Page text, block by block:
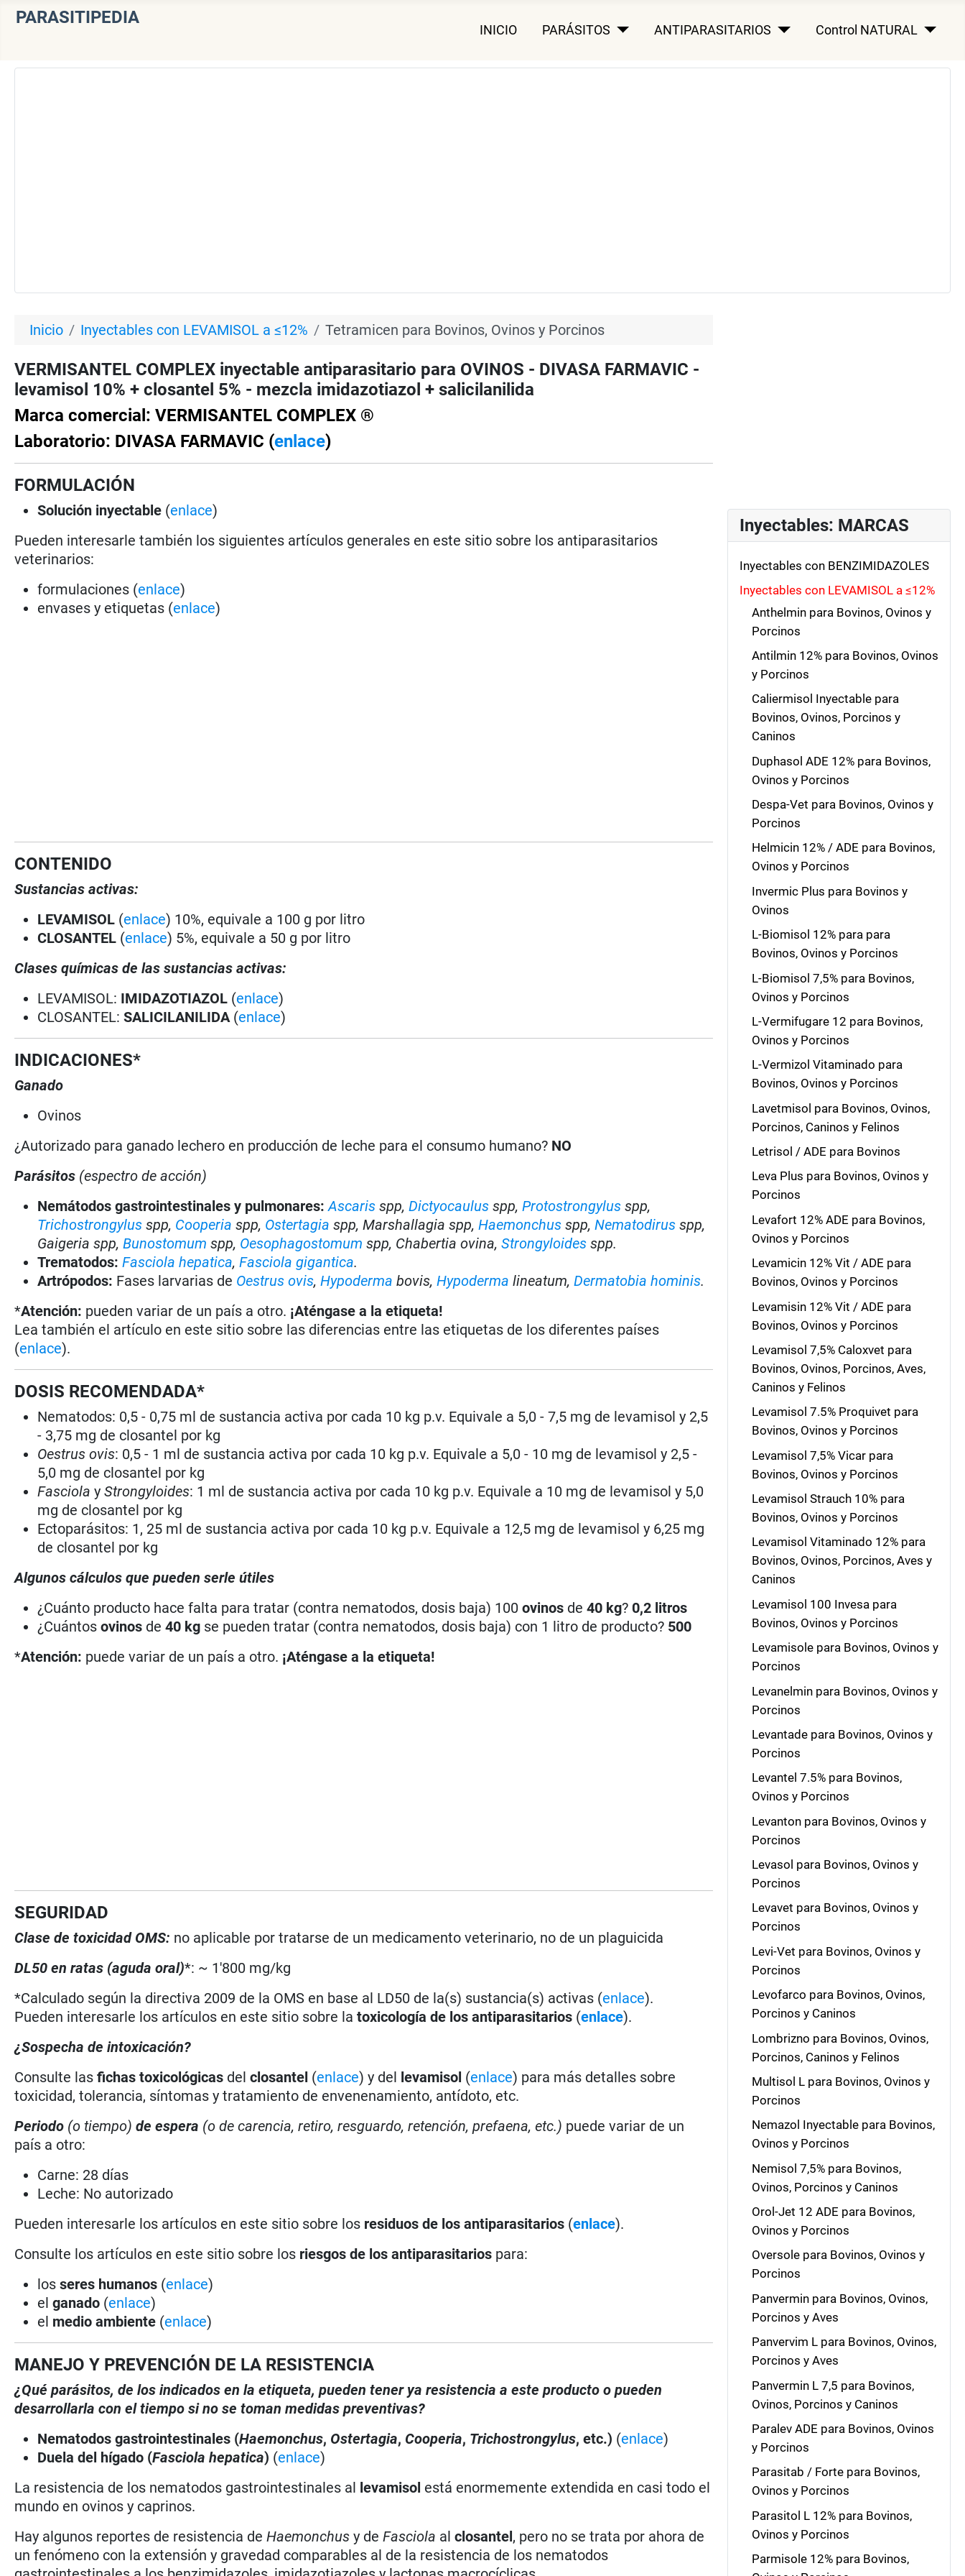
PARASITIPEDIA
INICIO PARÁSITOS ANTIPARASITARIOS Control NATURAL
Inicio Inyectables con LEVAMISOL a ≤12% Tetramicen para Bovinos, Ovinos y Porcinos
VERMISANTEL COMPLEX inyectable antiparasitario para OVINOS - DIVASA FARMAVIC -
levamisol 10% + closantel 5% - mezcla imidazotiazol + salicilanilida
Marca comercial: VERMISANTEL COMPLEX ®
Laboratorio: DIVASA FARMAVIC (enlace)
FORMULACIÓN
Solución inyectable (enlace)
Pueden interesarle también los siguientes artículos generales en este sitio sobre los antiparasitarios
veterinarios:
formulaciones (enlace)
envases y etiquetas (enlace)
CONTENIDO
Sustancias activas:
LEVAMISOL (enlace) 10%, equivale a 100 g por litro
CLOSANTEL (enlace) 5%, equivale a 50 g por litro
Clases químicas de las sustancias activas:
LEVAMISOL: IMIDAZOTIAZOL (enlace)
CLOSANTEL: SALICILANILIDA (enlace)
INDICACIONES*
Ganado
Ovinos
¿Autorizado para ganado lechero en producción de leche para el consumo humano? NO
Parásitos (espectro de acción)
Nemátodos gastrointestinales y pulmonares: Ascaris spp,Dictyocaulus spp,Protostrongylus spp,
Trichostrongylus spp, Cooperia spp, Ostertagia spp, Marshallagia spp,Haemonchus spp,Nematodirus spp,
Gaigeria spp,Bunostomum spp, Oesophagostomum spp, Chabertia ovina,Strongyloides spp.
Trematodos: Fasciola hepatica,Fasciola gigantica.
Artrópodos: Fases larvarias de Oestrus ovis,Hypoderma bovis,Hypoderma lineatum,Dermatobia hominis.
*Atención: pueden variar de un país a otro. ¡Aténgase a la etiqueta!
Lea también el artículo en este sitio sobre las diferencias entre las etiquetas de los diferentes países
(enlace).
DOSIS RECOMENDADA*
Nematodos: 0,5 - 0,75 ml de sustancia activa por cada 10 kg p.v. Equivale a 5,0 - 7,5 mg de levamisol y 2,5
- 3,75 mg de closantel por kg
Oestrus ovis: 0,5 - 1 ml de sustancia activa por cada 10 kg p.v. Equivale a 5,0 - 10 mg de levamisol y 2,5 -
5,0 mg de closantel por kg
Fasciola yStrongyloides: 1 ml de sustancia activa por cada 10 kg p.v. Equivale a 10 mg de levamisol y 5,0
mg de closantel por kg
Ectoparásitos: 1, 25 ml de sustancia activa por cada 10 kg p.v. Equivale a 12,5 mg de levamisol y 6,25 mg
de closantel por kg
Algunos cálculos que pueden serle útiles
¿Cuánto producto hace falta para tratar (contra nematodos, dosis baja) 100ovinos de40 kg? 0,2 litros
¿Cuántosovinos de40 kg se pueden tratar (contra nematodos, dosis baja) con 1 litro de producto? 500
*Atención: puede variar de un país a otro. ¡Aténgase a la etiqueta!
SEGURIDAD
Clase de toxicidad OMS: no aplicable por tratarse de un medicamento veterinario, no de un plaguicida
DL50 en ratas (aguda oral)*: ~ 1'800 mg/kg
*Calculado según la directiva 2009 de la OMS en base al LD50 de la(s) sustancia(s) activas (enlace).
Pueden interesarle los artículos en este sitio sobre la toxicología de los antiparasitarios (enlace).
¿Sospecha de intoxicación?
Consulte lasfichas toxicológicas del closantel (enlace) y del levamisol (enlace) para más detalles sobre
toxicidad, tolerancia, síntomas y tratamiento de envenenamiento, antídoto, etc.
Periodo (o tiempo) de espera (o de carencia, retiro, resguardo, retención, prefaena, etc.) puede variar de un
país a otro:
Carne: 28 días
Leche: No autorizado
Pueden interesarle los artículos en este sitio sobre los residuos de los antiparasitarios (enlace).
Consulte los artículos en este sitio sobre los riesgos de los antiparasitarios para:
losseres humanos (enlace)
elganado (enlace)
el medio ambiente (enlace)
MANEJO Y PREVENCIÓN DE LA RESISTENCIA
¿Qué parásitos, de los indicados en la etiqueta, pueden tener ya resistencia a este producto o pueden
desarrollarla con el tiempo si no se toman medidas preventivas?
Nematodos gastrointestinales (Haemonchus, Ostertagia, Cooperia, Trichostrongylus, etc.) (enlace)
Duela del hígado (Fasciola hepatica) (enlace)
La resistencia de los nematodos gastrointestinales al levamisol está enormemente extendida en casi todo el
mundo en ovinos y caprinos.
Hay algunos reportes de resistencia deHaemonchus y de Fasciola alclosantel, pero no se trata por ahora de
un fenómeno con la extensión y gravedad comparables al de la resistencia de los nematodos
Inyectables: MARCAS
Inyectables con BENZIMIDAZOLES
Inyectables con LEVAMISOL a ≤12%
Anthelmin para Bovinos, Ovinos y
Porcinos
Antilmin 12% para Bovinos, Ovinos
y Porcinos
Caliermisol Inyectable para
Bovinos, Ovinos, Porcinos y
Caninos
Duphasol ADE 12% para Bovinos,
Ovinos y Porcinos
Despa-Vet para Bovinos, Ovinos y
Porcinos
Helmicin 12% / ADE para Bovinos,
Ovinos y Porcinos
Invermic Plus para Bovinos y
Ovinos
L-Biomisol 12% para para
Bovinos, Ovinos y Porcinos
L-Biomisol 7,5% para Bovinos,
Ovinos y Porcinos
L-Vermifugare 12 para Bovinos,
Ovinos y Porcinos
L-Vermizol Vitaminado para
Bovinos, Ovinos y Porcinos
Lavetmisol para Bovinos, Ovinos,
Porcinos, Caninos y Felinos
Letrisol / ADE para Bovinos
Leva Plus para Bovinos, Ovinos y
Porcinos
Levafort 12% ADE para Bovinos,
Ovinos y Porcinos
Levamicin 12% Vit / ADE para
Bovinos, Ovinos y Porcinos
Levamisin 12% Vit / ADE para
Bovinos, Ovinos y Porcinos
Levamisol 7,5% Caloxvet para
Bovinos, Ovinos, Porcinos, Aves,
Caninos y Felinos
Levamisol 7.5% Proquivet para
Bovinos, Ovinos y Porcinos
Levamisol 7,5% Vicar para
Bovinos, Ovinos y Porcinos
Levamisol Strauch 10% para
Bovinos, Ovinos y Porcinos
Levamisol Vitaminado 12% para
Bovinos, Ovinos, Porcinos, Aves y
Caninos
Levamisol 100 Invesa para
Bovinos, Ovinos y Porcinos
Levamisole para Bovinos, Ovinos y
Porcinos
Levanelmin para Bovinos, Ovinos y
Porcinos
Levantade para Bovinos, Ovinos y
Porcinos
Levantel 7.5% para Bovinos,
Ovinos y Porcinos
Levanton para Bovinos, Ovinos y
Porcinos
Levasol para Bovinos, Ovinos y
Porcinos
Levavet para Bovinos, Ovinos y
Porcinos
Levi-Vet para Bovinos, Ovinos y
Porcinos
Levofarco para Bovinos, Ovinos,
Porcinos y Caninos
Lombrizno para Bovinos, Ovinos,
Porcinos, Caninos y Felinos
Multisol L para Bovinos, Ovinos y
Porcinos
Nemazol Inyectable para Bovinos,
Ovinos y Porcinos
Nemisol 7,5% para Bovinos,
Ovinos, Porcinos y Caninos
Orol-Jet 12 ADE para Bovinos,
Ovinos y Porcinos
Oversole para Bovinos, Ovinos y
Porcinos
Panvermin para Bovinos, Ovinos,
Porcinos y Aves
Panvervim L para Bovinos, Ovinos,
Porcinos y Aves
Panvermin L 7,5 para Bovinos,
Ovinos, Porcinos y Caninos
Paralev ADE para Bovinos, Ovinos
y Porcinos
Parasitab / Forte para Bovinos,
Ovinos y Porcinos
Parasitol L 12% para Bovinos,
Ovinos y Porcinos
Parmisole 12% para Bovinos,